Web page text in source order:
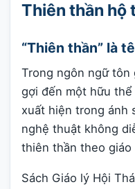
Thiên thần hộ
“Thiên thần” là
Trong ngôn ngữ tôn
gợi đến một hữu thể
xuất hiện trong ánh
nghệ thuật không
thiên thần theo giáo
Sách Giáo lý Hội